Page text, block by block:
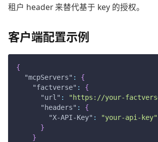
租户 header 来替代基于 key 的授权。
客户端配置示例
{
"mcpServers" :
{
"factverse" :
{
"url" :
"https://your-
"headers" :
{
"X-API-Key" :
"your-api-key"
}
}